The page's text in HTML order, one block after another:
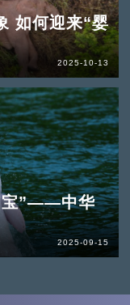
如何迎来“婴
2025-10-13
宝”——中华
2025-09-15